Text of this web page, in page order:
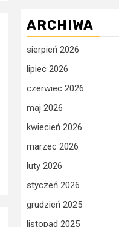
ARCHIWA
sierpień 2026
lipiec 2026
czerwiec 2026
maj 2026
kwiecień 2026
marzec 2026
luty 2026
styczeń 2026
grudzień 2025
listopad 2025